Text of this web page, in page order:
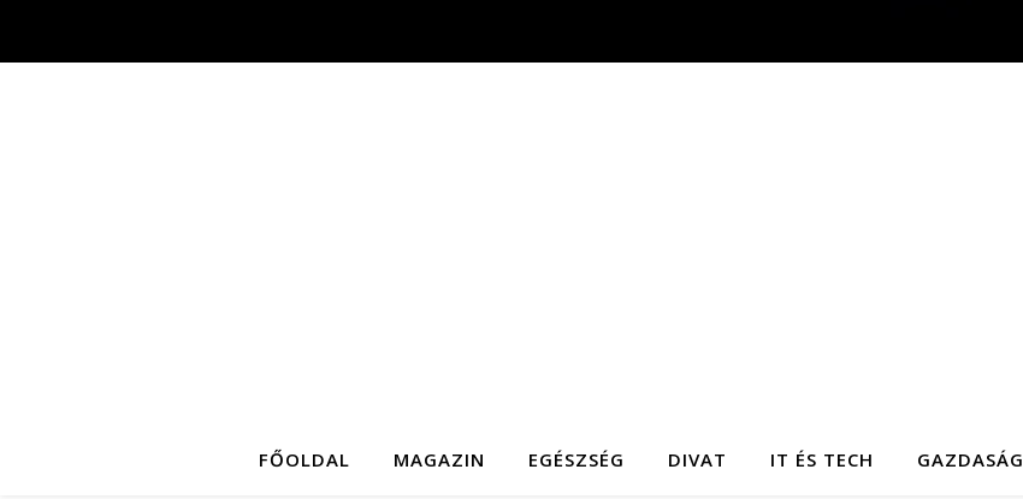
FŐOLDAL MAGAZIN EGÉSZSÉG DIVAT IT ÉS TECH GAZDASÁG